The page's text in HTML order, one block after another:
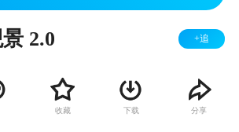
2.0 +追
收藏 下载 分享